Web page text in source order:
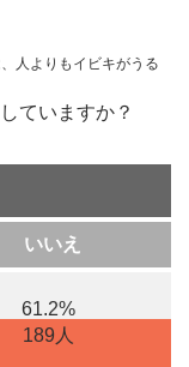
人よりもイビキがうる
ていますか？
いいえ
61.2%
189人